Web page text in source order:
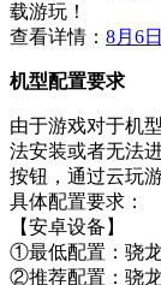
载游玩！
查看详情： 8月6
机型配置要求
由于游戏对于机
法安装或者无法
按钮，通过云玩
具体配置要求：
【安卓设备】
①最低配置：骁龙
②推荐配置：骁龙